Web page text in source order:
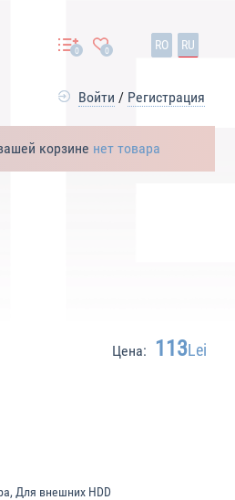
0 0 RO RU
Войти / Регистрация
корзине нет товара
Цена: 113Lei
Для внешних HDD